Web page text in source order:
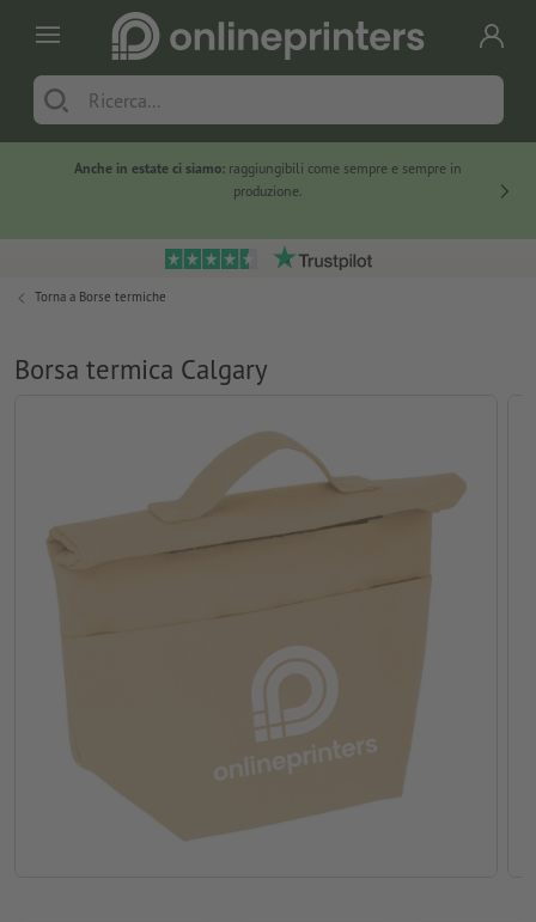
Anche in estate ci siamo: raggiungibili come sempre e sempre in
produzione.
Torna a Borse termiche
Borsa termica Calgary